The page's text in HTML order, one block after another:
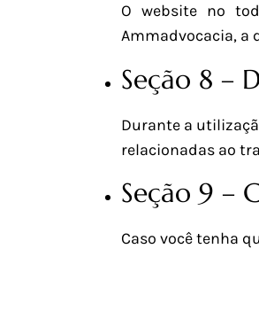
O website no
Ammadvocacia, a
Seção 8 –
Durante a
relacionadas ao
Seção 9 –
Caso você tenha